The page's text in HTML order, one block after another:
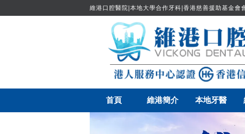
維港口腔醫院|本地大學合作牙科|香港慈善援助基金
首頁 維港簡介 本地牙醫